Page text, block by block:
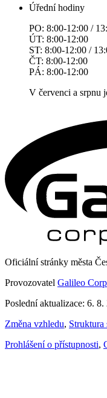
Úřední hodiny
PO: 8:00-12:00 /
ÚT: 8:00-12:00
ST: 8:00-12:00 /
ČT: 8:00-12:00
PÁ: 8:00-12:00
V červenci a srpnu
Oficiální stránky města
Provozovatel Galileo
Poslední aktualizace: 6. 8.
Změna vzhledu, Struktura
Prohlášení o přístupnosti,